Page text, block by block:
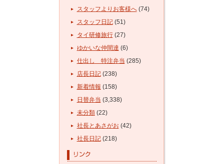
スタッフよりお客様へ(74)
スタッフ日記(51)
タイ研修旅行(27)
ゆかいな仲間達 (6)
仕出し 特注弁当 (285)
店長日記(238)
新着情報 (158)
日替弁当 (3,338)
未分類(22)
社長とあさがお (42)
社長日記(218)